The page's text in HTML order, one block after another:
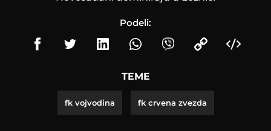
Podeli:
TEME
fk vojvodina fk crvena zvezda